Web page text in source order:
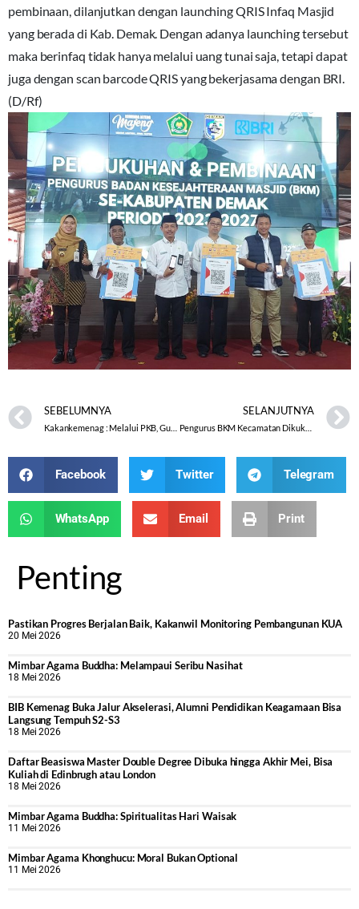
pembinaan, dilanjutkan dengan launching QRIS Infaq Masjid
yang berada di Kab. Demak. Dengan adanya launching tersebut
maka berinfaq tidak hanya melalui uang tunai saja, tetapi dapat
juga dengan scan barcode QRIS yang bekerjasama dengan BRI.
(D/Rf)
SEBELUMNYA
Kakankemenag : Melalui PKB, Guru IPA Harus Lebih Profesional Dan Moderat
SELANJUTNYA
Pengurus BKM Kecamatan Dikukuhkan
Facebook Twitter Telegram
WhatsApp Email Print
Penting
Pastikan Progres Berjalan Baik, Kakanwil Monitoring Pembangunan KUA
20 Mei 2026
Mimbar Agama Buddha: Melampaui Seribu Nasihat
18 Mei 2026
BIB Kemenag Buka Jalur Akselerasi, Alumni Pendidikan Keagamaan Bisa
Langsung Tempuh S2-S3
18 Mei 2026
Daftar Beasiswa Master Double Degree Dibuka hingga Akhir Mei, Bisa
Kuliah di Edinbrugh atau London
18 Mei 2026
Mimbar Agama Buddha: Spiritualitas Hari Waisak
11 Mei 2026
Mimbar Agama Khonghucu: Moral Bukan Optional
11 Mei 2026